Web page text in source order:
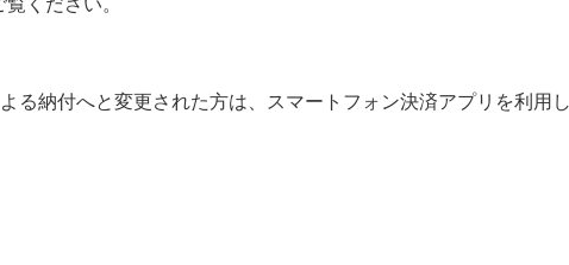
る納付へと変更された方は、スマートフォン決済アプリを利用